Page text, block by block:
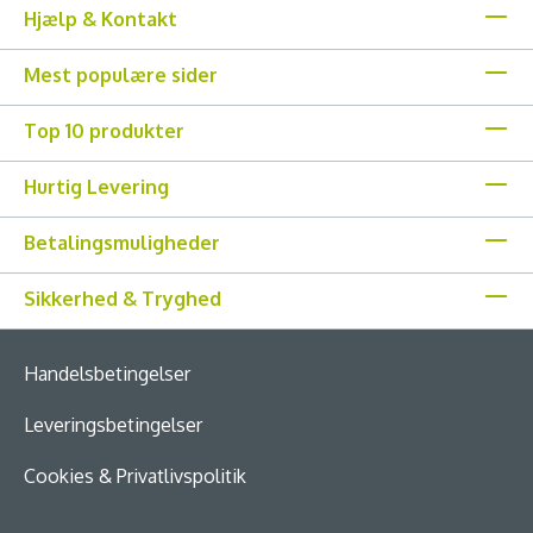
Hjælp & Kontakt
Mest populære sider
Top 10 produkter
Hurtig Levering
Betalingsmuligheder
Sikkerhed & Tryghed
Handelsbetingelser
Leveringsbetingelser
Cookies & Privatlivspolitik